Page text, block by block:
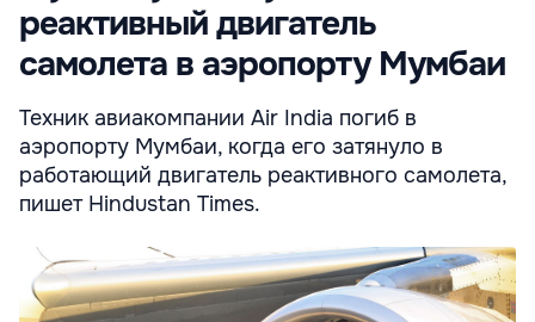
реактивный двигатель
самолета в аэропорту Мумбаи
Техник авиакомпании Air India погиб в
аэропорту Мумбаи, когда его затянуло в
работающий двигатель реактивного самолета,
пишет Hindustan Times.